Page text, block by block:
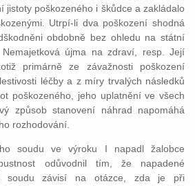
jistoty poškozeného i škůdce a zakládalo
Utrpí-li dva poškození shodná
obdobně bez ohledu na státní
újma na zdraví, resp. Její
primárně ze závažnosti poškození
léčby a z míry trvalých následků
poškozeného, jeho uplatnění ve všech
způsob stanovení náhrad napomáhá
rozhodování.
soudu ve výroku I napadl žalobce
odůvodnil tím, že napadené
soudu závisí na otázce, zda je při